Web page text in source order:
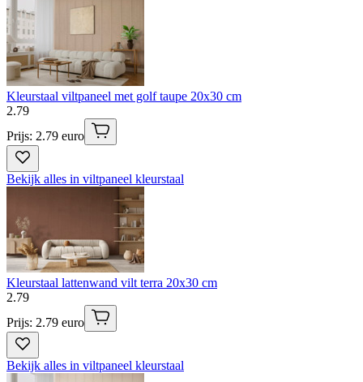
Kleurstaal viltpaneel met golf taupe 20x30 cm
2.79
Prijs: 2.79 euro
Bekijk alles in viltpaneel kleurstaal
Kleurstaal lattenwand vilt terra 20x30 cm
2.79
Prijs: 2.79 euro
Bekijk alles in viltpaneel kleurstaal